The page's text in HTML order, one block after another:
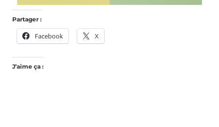
Partager :
Facebook X
J’aime ça :